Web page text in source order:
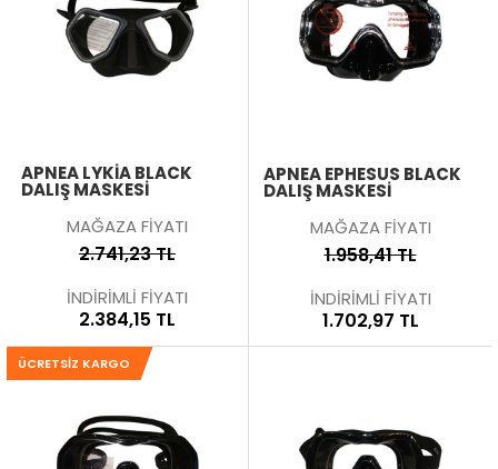
APNEA LYKIA BLACK
DALIŞ MASKESI
MAĞAZA FİYATI
2.741,23 TL
İNDİRİMLİ FİYATI
2.384,15 TL
APNEA EPHESUS BLACK
DALIŞ MASKESI
MAĞAZA FİYATI
1.958,41 TL
İNDİRİMLİ FİYATI
1.702,97 TL
ÜCRETSIZ KARGO